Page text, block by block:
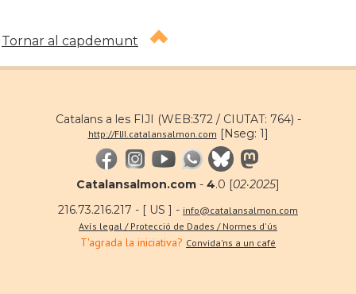
Tornar al capdemunt
Catalans a les FIJI (WEB:372 / CIUTAT: 764) -
http://FIJI.catalansalmon.com [Nseg: 1]
Catalansalmon.com - 4.0 [02·2025]
216.73.216.217 - [ US ] - info@catalansalmon.com
Avís legal / Protecció de Dades / Normes d'ús
T'agrada la iniciativa? Convida'ns a un café